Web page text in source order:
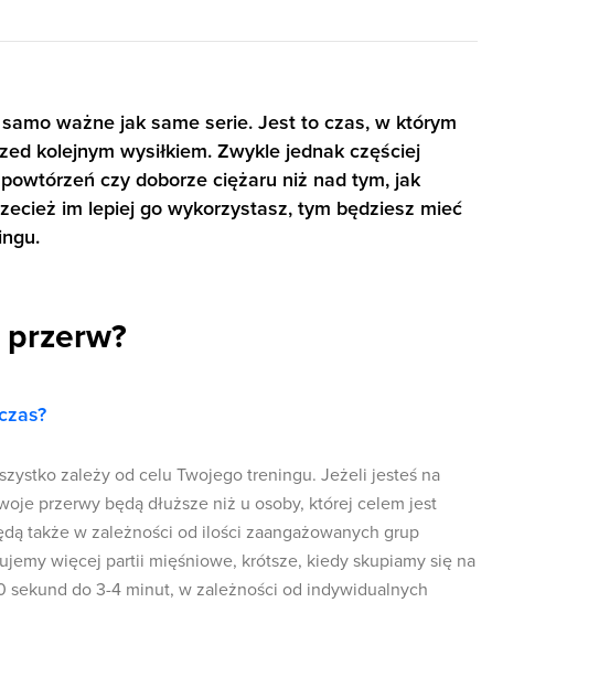
ważne jak same serie. Jest to czas, w którym
kolejnym wysiłkiem. Zwykle jednak częściej
czy doborze ciężaru niż nad tym, jak
im lepiej go wykorzystasz, tym będziesz mieć
zależy od celu Twojego treningu. Jeżeli jesteś na
przerwy będą dłuższe niż u osoby, której celem jest
także w zależności od ilości zaangażowanych grup
więcej partii mięśniowe, krótsze, kiedy skupiamy się na
sekund do 3-4 minut, w zależności od indywidualnych